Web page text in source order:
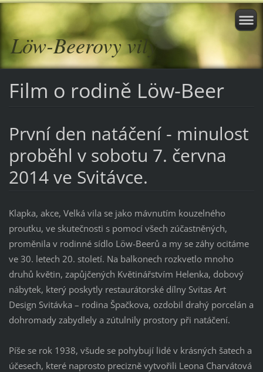
Löw-Beerovy vily
Film o rodině Löw-Beer
První den natáčení - minulost
proběhl v sobotu 7. června
2014 ve Svitávce.
Klapka, akce, Velká vila se jako mávnutím kouzelného
proutku, ve skutečnosti s pomocí všech zúčastněných,
proměnila v rodinné sídlo Löw-Beerů a my se záhy ocitáme
ve 30. letech 20. století. Na balkonech rozkvetlo mnoho
druhů květin, zapůjčených Květinářstvím Helenka, dobový
nábytek, který poskytly restaurátorské dílny Svitas Art
Design Svitávka – rodina Špačkova, ozdobil drahý porcelán a
dohromady zabydlely a zútulnily prostory při natáčení.
Píše se rok 1938, všude se pohybují lidé v krásných šatech a
účesech, které naprosto precizně vytvořili Leona Charvátová